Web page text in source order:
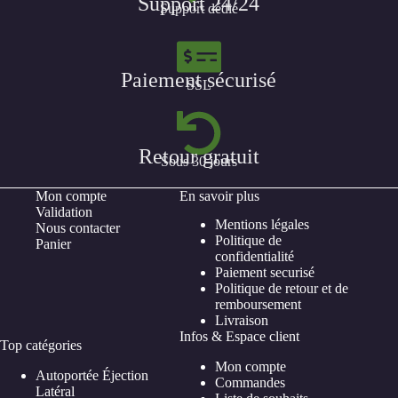
Support dédié
Paiement sécurisé
SSL
Retour gratuit
Sous 30 jours
Mon compte
Validation
Nous contacter
Panier
En savoir plus
Mentions légales
Politique de
confidentialité
Paiement securisé
Politique de retour et de
remboursement
Livraison
Top catégories
Autoportée Éjection
Latéral
Infos & Espace client
Mon compte
Commandes